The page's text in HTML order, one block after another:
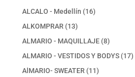
ALCALO - Medellín 1616
ALKOMPRAR 1313
productos
ALMARIO - MAQUILLAJE 88
productos
ALMARIO - VESTIDOS Y BODYS 1717
AlMARIO- SWEATER 1111